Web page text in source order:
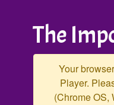
The
Your
Player.
(Chrome OS,